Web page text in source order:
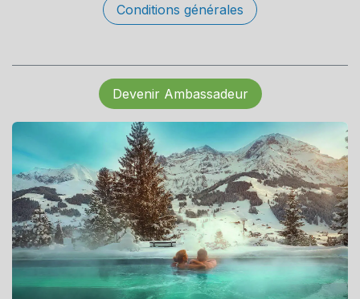
Conditions générales
Devenir Ambassadeur